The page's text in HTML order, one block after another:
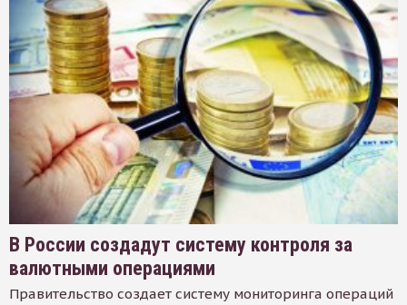
В России создадут систему контроля за
валютными операциями
Правительство создает систему мониторинга операций